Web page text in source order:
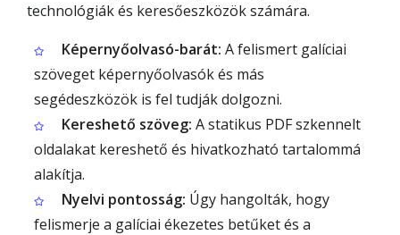
technológiák és keresőeszközök számára.
Képernyőolvasó-barát: A felismert galíciai
szöveget képernyőolvasók és más
segédeszközök is fel tudják dolgozni.
Kereshető szöveg: A statikus PDF szkennelt
oldalakat kereshető és hivatkozható tartalommá
alakítja.
Nyelvi pontosság: Úgy hangolták, hogy
felismerje a galíciai ékezetes betűket és a